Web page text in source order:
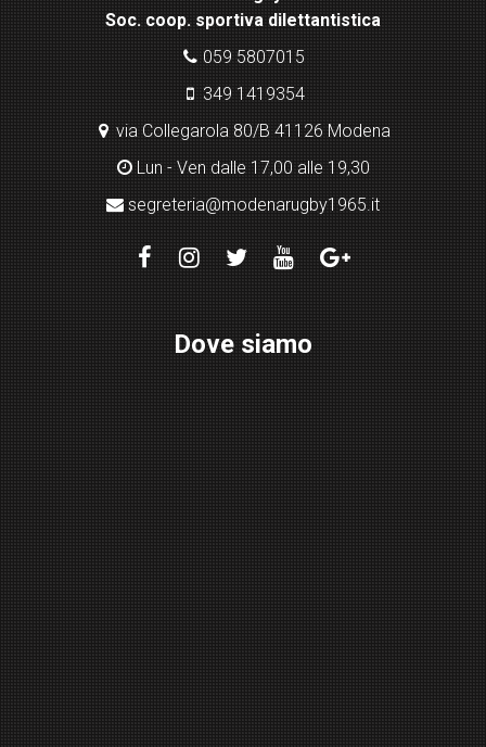
Soc. coop. sportiva dilettantistica
059 5807015
349 1419354
via Collegarola 80/B 41126 Modena
Lun - Ven dalle 17,00 alle 19,30
segreteria@modenarugby1965.it
Dove siamo